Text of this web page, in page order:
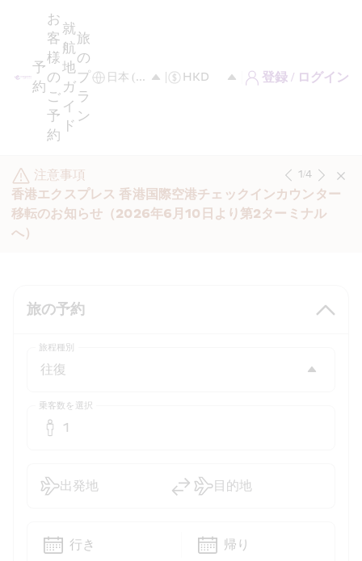
予
約
お
客
様
の
ご
予
約
就
航
地
ガ
イ
ド
旅
の
プ
ラ
ン
登録 / ログイン
注意事項
香港エクスプレス 香港国際空港チェックインカウンター
移転のお知らせ（2026年6月10日より第2ターミナル
へ）
1/4
旅の予約
旅程種別
乗客数を選択
1
出発地 目的地
行き 帰り